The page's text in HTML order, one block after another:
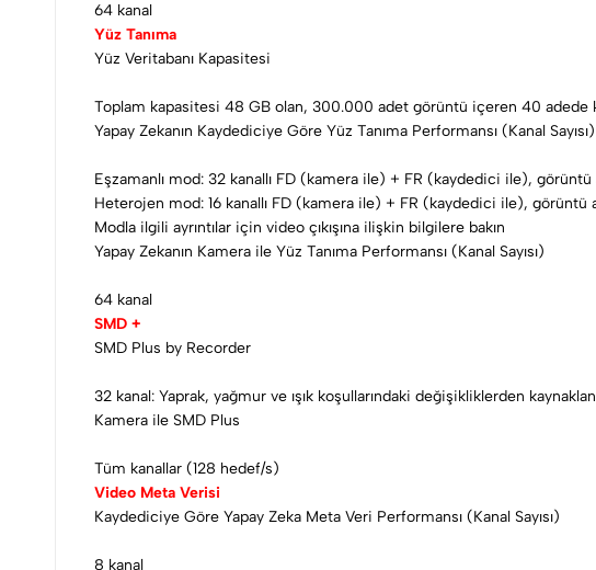
64 kanal
Yüz Tanıma
Yüz Veritabanı Kapasitesi
Toplam kapasitesi 48 GB olan, 300.000 adet görüntü içeren 40 adede
Yapay Zekanın Kaydediciye Göre Yüz Tanıma Performansı (Kanal Sayısı)
Eşzamanlı mod: 32 kanallı FD (kamera ile) + FR (kaydedici ile),
Heterojen mod: 16 kanallı FD (kamera ile) + FR (kaydedici ile), görüntü
Modla ilgili ayrıntılar için video çıkışına ilişkin bilgilere bakın
Yapay Zekanın Kamera ile Yüz Tanıma Performansı (Kanal Sayısı)
64 kanal
SMD +
SMD Plus by Recorder
32 kanal: Yaprak, yağmur ve ışık koşullarındaki değişikliklerden
Kamera ile SMD Plus
Tüm kanallar (128 hedef/s)
Video Meta Verisi
Kaydediciye Göre Yapay Zeka Meta Veri Performansı (Kanal Sayısı)
8 kanal